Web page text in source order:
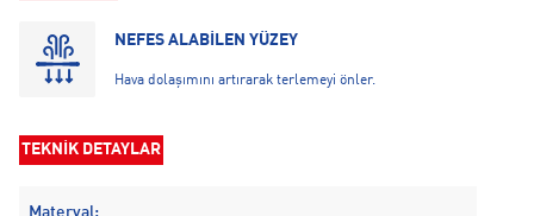
NEFES ALABİLEN YÜZEY
Hava dolaşımını artırarak terlemeyi önler.
TEKNİK DETAYLAR
Materyal: